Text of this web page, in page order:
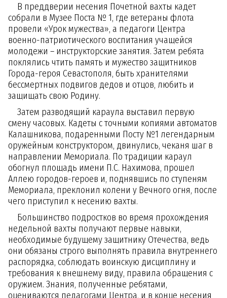
В преддверии несения Почетной вахты кадет
собрали в Музее Поста № 1, где ветераны флота
провели «Урок мужества», а педагоги Центра
военно-патриотического воспитания учащейся
молодежи – инструкторские занятия. Затем ребята
поклялись чтить память и мужество защитников
Города-героя Севастополя, быть хранителями
бессмертных подвигов дедов и отцов, любить и
защищать свою Родину.
Затем разводящий караула выставил первую
смену часовых. Кадеты с точными копиями автоматов
Калашникова, подаренными Посту №1 легендарным
оружейным конструктором, двинулись, чеканя шаг в
направлении Мемориала. По традиции караул
обогнул площадь имени П.С. Нахимова, прошел
Аллею городов-героев и, поднявшись по ступеням
Мемориала, преклонил колени у Вечного огня, после
чего приступил к несению вахты.
Большинство подростков во время прохождения
недельной вахты получают первые навыки,
необходимые будущему защитнику Отечества, ведь
они обязаны строго выполнять правила внутреннего
распорядка, соблюдать воинскую дисциплину и
требования к внешнему виду, правила обращения с
оружием. Знания, полученные ребятами,
оцениваются педагогами Центра, и в конце несения